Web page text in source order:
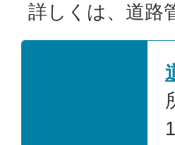
詳しくは、道路
1